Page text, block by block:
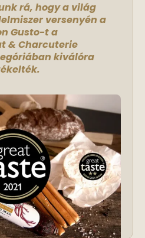
rá, hogy a világ
versenyén a
Gusto-t a
& Charcuterie
kiválóra